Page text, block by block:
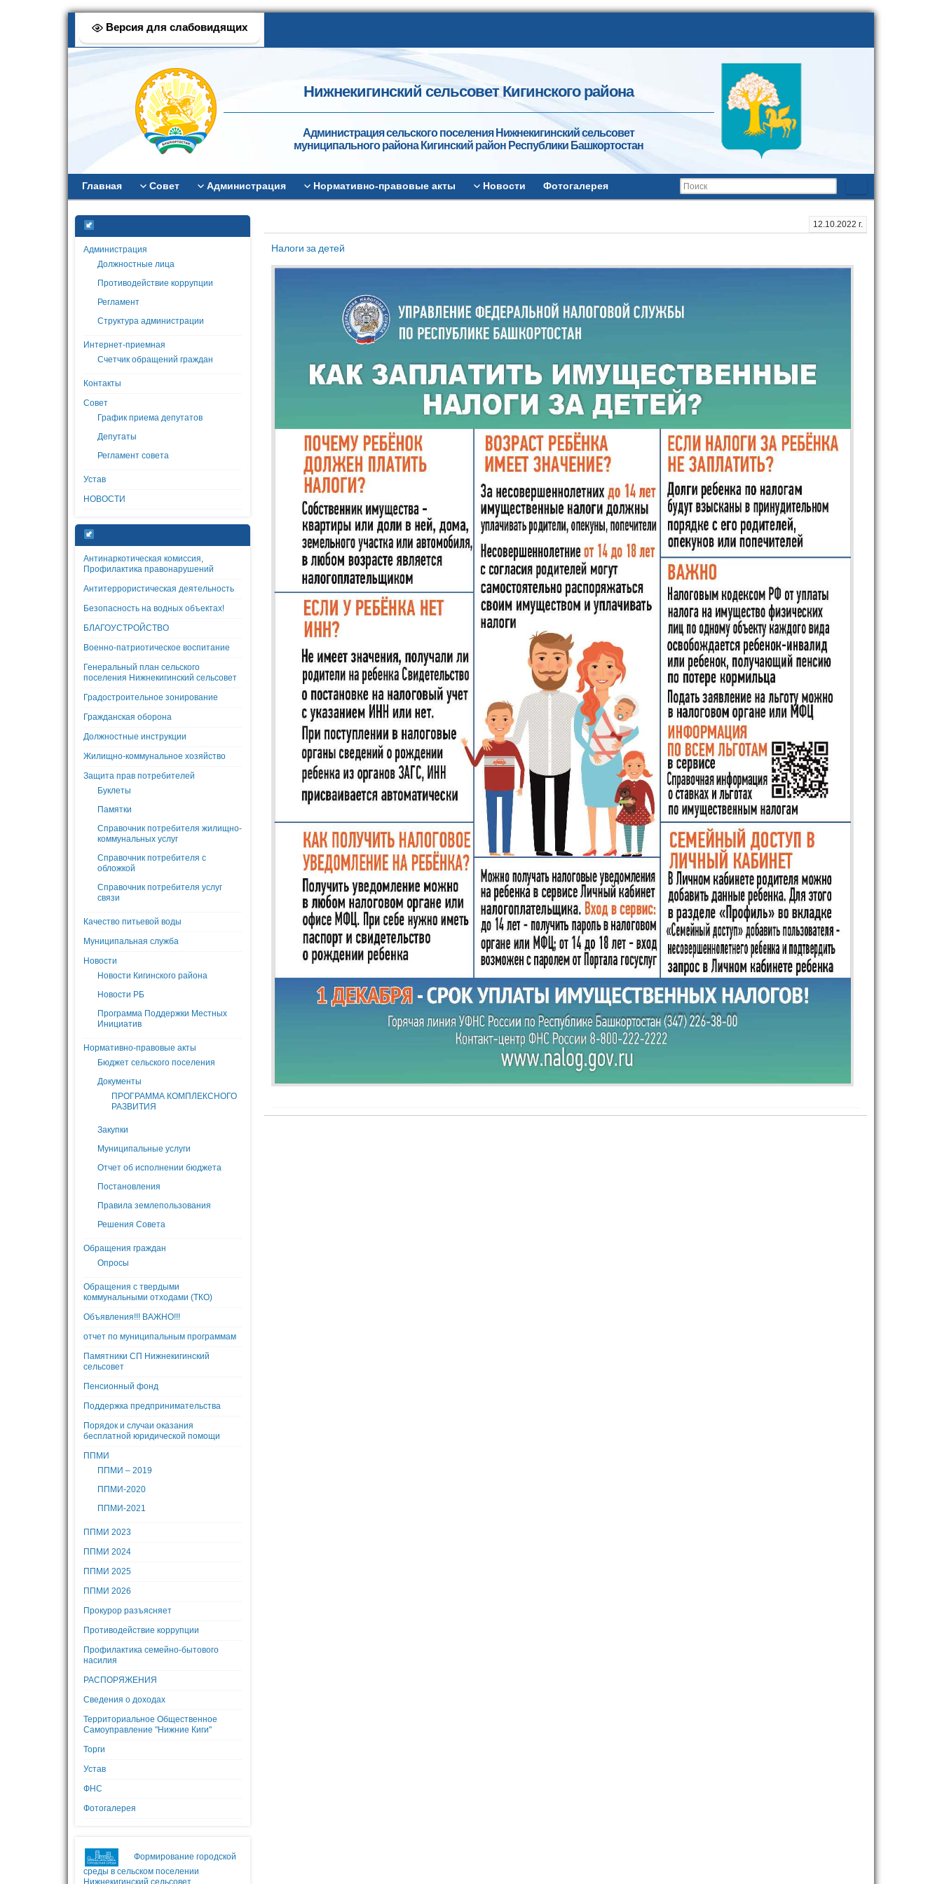
Версия для слабовидящих
Нижнекигинский сельсовет Кигинского района
Администрация сельского поселения Нижнекигинский сельсовет
муниципального района Кигинский район Республики Башкортостан
Главная Совет Администрация Нормативно-правовые акты Новости Фотогалерея
Администрация
Должностные лица
Противодействие коррупции
Регламент
Структура администрации
Интернет-приемная
Счетчик обращений граждан
Контакты
Совет
График приема депутатов
Депутаты
Регламент совета
Устав
НОВОСТИ
Антинаркотическая комиссия,
Профилактика правонарушений
Антитеррористическая деятельность
Безопасность на водных объектах!
БЛАГОУСТРОЙСТВО
Военно-патриотическое воспитание
Генеральный план сельского
поселения Нижнекигинский сельсовет
Градостроительное зонирование
Гражданская оборона
Должностные инструкции
Жилищно-коммунальное хозяйство
Защита прав потребителей
Буклеты
Памятки
Справочник потребителя жилищно-
коммунальных услуг
Справочник потребителя с
обложкой
Справочник потребителя услуг
связи
Качество питьевой воды
Муниципальная служба
Новости
Новости Кигинского района
Новости РБ
Программа Поддержки Местных
Инициатив
Нормативно-правовые акты
Бюджет сельского поселения
Документы
ПРОГРАММА КОМПЛЕКСНОГО
РАЗВИТИЯ
Закупки
Муниципальные услуги
Отчет об исполнении бюджета
Постановления
Правила землепользования
Решения Совета
Обращения граждан
Опросы
Обращения с твердыми
коммунальными отходами (ТКО)
Объявления!!! ВАЖНО!!!
отчет по муниципальным программам
Памятники СП Нижнекигинский
сельсовет
Пенсионный фонд
Поддержка предпринимательства
Порядок и случаи оказания
бесплатной юридической помощи
ППМИ
ППМИ – 2019
ППМИ-2020
ППМИ-2021
ППМИ 2023
ППМИ 2024
ППМИ 2025
ППМИ 2026
Прокурор разъясняет
Противодействие коррупции
Профилактика семейно-бытового
насилия
РАСПОРЯЖЕНИЯ
Сведения о доходах
Территориальное Общественное
Самоуправление "Нижние Киги"
Торги
Устав
ФНС
Фотогалерея
Формирование городской
среды в сельском поселении
Нижнекигинский сельсовет
12.10.2022 г.
Налоги за детей